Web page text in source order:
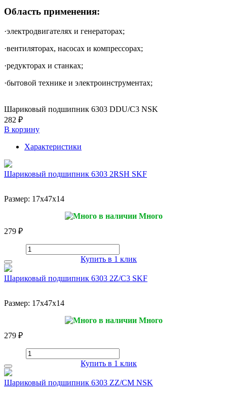
Область применения:
·электродвигателях и генераторах;
·вентиляторах, насосах и компрессорах;
·редукторах и станках;
·бытовой технике и электроинструментах;
Шариковый подшипник 6303 DDU/C3 NSK
282 ₽
В корзину
Характеристики
Шариковый подшипник 6303 2RSH SKF
Размер: 17x47x14
Много
279 ₽
Купить в 1 клик
Шариковый подшипник 6303 2Z/C3 SKF
Размер: 17x47x14
Много
279 ₽
Купить в 1 клик
Шариковый подшипник 6303 ZZ/CM NSK